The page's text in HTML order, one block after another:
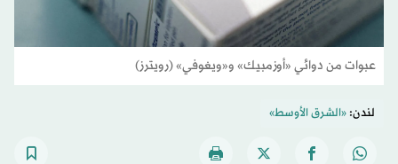
عبوات من دوائي «أوزمبيك» و«ويغوفي» (رويترز)
لندن:«الشرق الأوسط»